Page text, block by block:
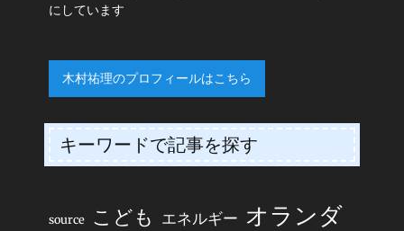
にしています
木村祐理のプロフィールはこちら
キーワードで記事を探す
source こども エネルギー オランダ